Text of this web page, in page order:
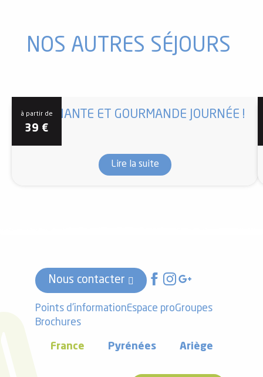
NOS AUTRES SÉJOURS
à partir de
39 €
ETONNANTE ET GOURMANDE JOURNÉE !
Lire la suite
Nous contacter
Points d'informationEspace proGroupes
Brochures
France Pyrénées Ariège